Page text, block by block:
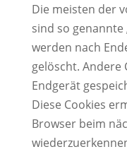
Die meisten der
sind so genannte
werden nach
gelöscht. Andere
Endgerät
Diese Cookies
Browser beim